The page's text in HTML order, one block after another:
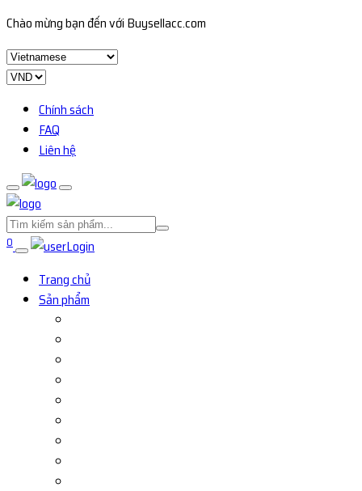
Chào mừng bạn đến với Buysellacc.com
Chính sách
FAQ
Liên hệ
0
Login
Trang chủ
Sản phẩm